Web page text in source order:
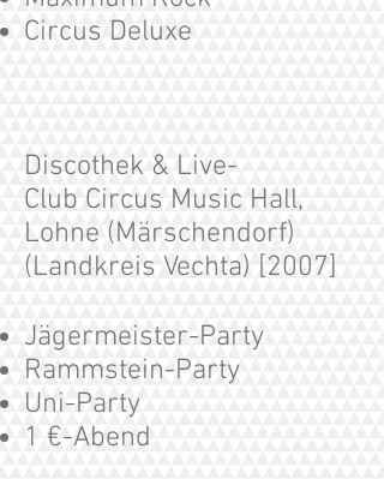
Circus Deluxe
Discothek & Live-
Club Circus Music Hall,
Lohne (Märschendorf)
(Landkreis Vechta) [2007]
Jägermeister-Party
Rammstein-Party
Uni-Party
1 €-Abend